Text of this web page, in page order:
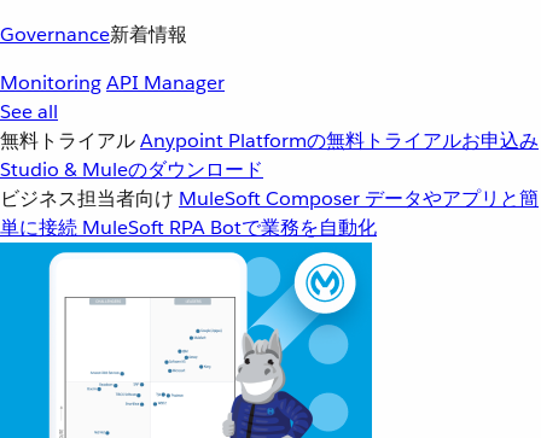
Governance新着情報
MonitoringAPI Manager
See all
無料トライアルAnypoint Platformの無料トライアルお申込み
Studio & Muleのダウンロード
ビジネス担当者向け MuleSoft Composer データやアプリと簡
単に接続 MuleSoft RPA Botで業務を自動化